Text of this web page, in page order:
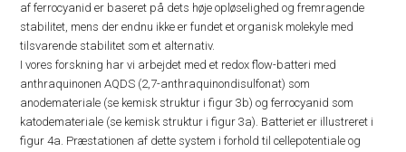
af ferrocyanid er baseret på dets høje opløselighed og fremragende
stabilitet, mens der endnu ikke er fundet et organisk molekyle med
tilsvarende stabilitet som et alternativ.
I vores forskning har vi arbejdet med et redox flow-batteri med
anthraquinonen AQDS (2,7-anthraquinondisulfonat) som
anodemateriale (se kemisk struktur i figur 3b) og ferrocyanid som
katodemateriale (se kemisk struktur i figur 3a). Batteriet er illustreret i
figur 4a. Præstationen af dette system i forhold til cellepotentiale og